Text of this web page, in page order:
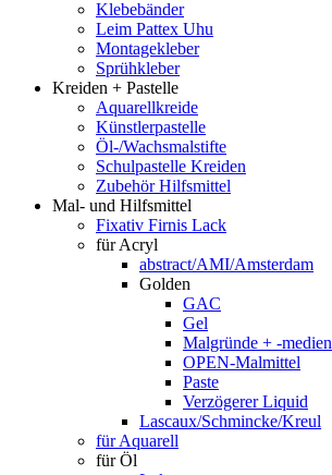
Klebebänder
Leim Pattex Uhu
Montagekleber
Sprühkleber
Kreiden + Pastelle
Aquarellkreide
Künstlerpastelle
Öl-/Wachsmalstifte
Schulpastelle Kreiden
Zubehör Hilfsmittel
Mal- und Hilfsmittel
Fixativ Firnis Lack
für Acryl
abstract/AMI/Amsterdam
Golden
GAC
Gel
Malgründe + -medien
OPEN-Malmittel
Paste
Verzögerer Liquid
Lascaux/Schmincke/Kreul
für Aquarell
für Öl